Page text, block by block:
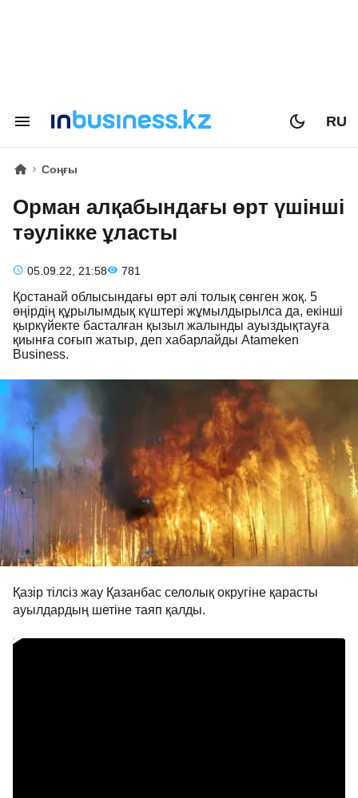
RU
Соңғы
Орман алқабындағы өрт үшінші
тәулікке ұласты
05.09.22, 21:58 781
Қостанай облысындағы өрт әлі толық сөнген жоқ. 5
өңірдің құрылымдық күштері жұмылдырылса да, екінші
қыркүйекте басталған қызыл жалынды ауыздықтауға
қиынға соғып жатыр, деп хабарлайды Atameken
Business.
Қазір тілсіз жау Қазанбас селолық округіне қарасты
ауылдардың шетіне таяп қалды.